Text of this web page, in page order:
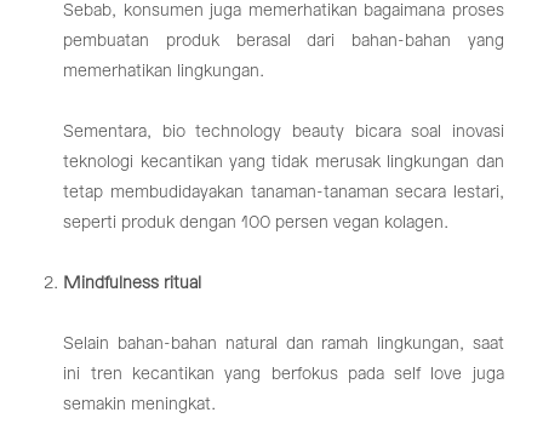
Sebab, konsumen juga memerhatikan bagaimana proses
pembuatan produk berasal dari bahan-bahan yang
memerhatikan lingkungan.
Sementara, bio technology beauty bicara soal inovasi
teknologi kecantikan yang tidak merusak lingkungan dan
tetap membudidayakan tanaman-tanaman secara lestari,
seperti produk dengan 100 persen vegan kolagen.
Mindfulness ritual
Selain bahan-bahan natural dan ramah lingkungan, saat
ini tren kecantikan yang berfokus pada self love juga
semakin meningkat.